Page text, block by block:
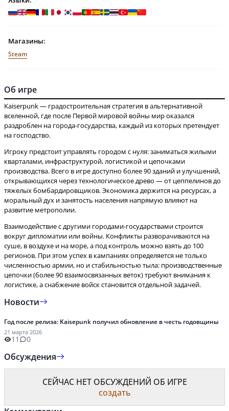
Магазины:
Steam
Об игре
Kaiserpunk — градостроительная стратегия в альтернативной
вселенной, где после Первой мировой войны мир оказался
раздроблен на города-государства, каждый из которых претендует
Игроку предстоит управлять городом с нуля: заниматься жилыми
кварталами, инфраструктурой, логистикой и цепочками
производства. Всего в игре доступно более 90 зданий и улучшений,
открывающихся через технологическое древо — от цеппелинов до
тяжелых бомбардировщиков. Экономика держится на ресурсах, а
моральный дух и занятость населения напрямую влияют на
Взаимодействие с другими городами-государствами строится
вокруг дипломатии или войны. Конфликты разворачиваются на
суше, в воздухе и на море, а под контроль можно взять до 100
регионов. При этом успех в кампаниях определяется не только
численностью армии, но и стабильностью тыла: производственные
цепочки (более 90 взаимосвязанных веток) требуют внимания к
логистике, а снабжение войск становится отдельной задачей.
Новости
Год после релиза: Kaisepunk получил обновление в честь годовщины
21 марта 2026
11 0
Обсуждения
СЕЙЧАС НЕТ ОБСУЖДЕНИЙ ОБ ИГРЕ
создать